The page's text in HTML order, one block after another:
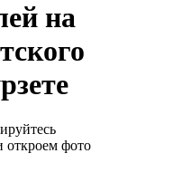
на
откроем фото